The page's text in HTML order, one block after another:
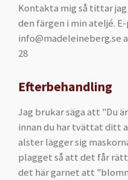
Kontakta mig så tittar
den färgen i min ateljé.
info@madeleineberg.se
28
Efterbehandling
Jag brukar säga att "Du
innan du har tvättat ditt
alster lägger sig
plagget så att det får
det här garnet att